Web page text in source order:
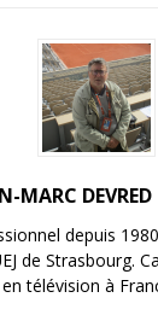
n r
MARC DEVRED
depuis
de Strasbourg.
télévision à